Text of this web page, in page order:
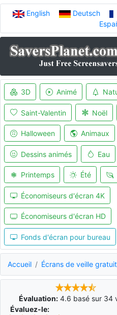
English Deutsch
3D Animé
Saint-Valentin Noël
Halloween Animaux
Dessins animés Eau
Printemps Été
Économiseurs d'écran 4K
Économiseurs d'écran HD
Fonds d'écran pour bureau
Accueil Écrans de veille
Évaluation: 4.6 basé sur 34
Évaluez-le: